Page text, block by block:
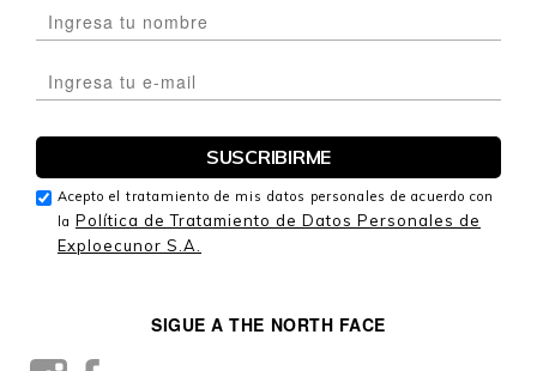
SIGUE A THE NORTH FACE
Acepto el tratamiento de mis datos personales de acuerdo con
la Política de Tratamiento de Datos Personales de
Exploecunor S.A.